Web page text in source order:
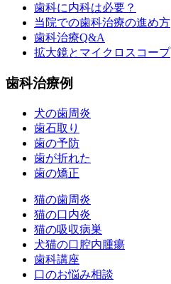
歯科に内科は必要？
当院での歯科治療の進め方
歯科治療Q&A
拡大鏡とマイクロスコープ
歯科治療例
犬の歯周炎
歯石取り
歯の予防
歯が折れた
歯の矯正
猫の歯周炎
猫の口内炎
猫の吸収病巣
犬猫の口腔内腫瘍
歯科講座
口のお悩み相談